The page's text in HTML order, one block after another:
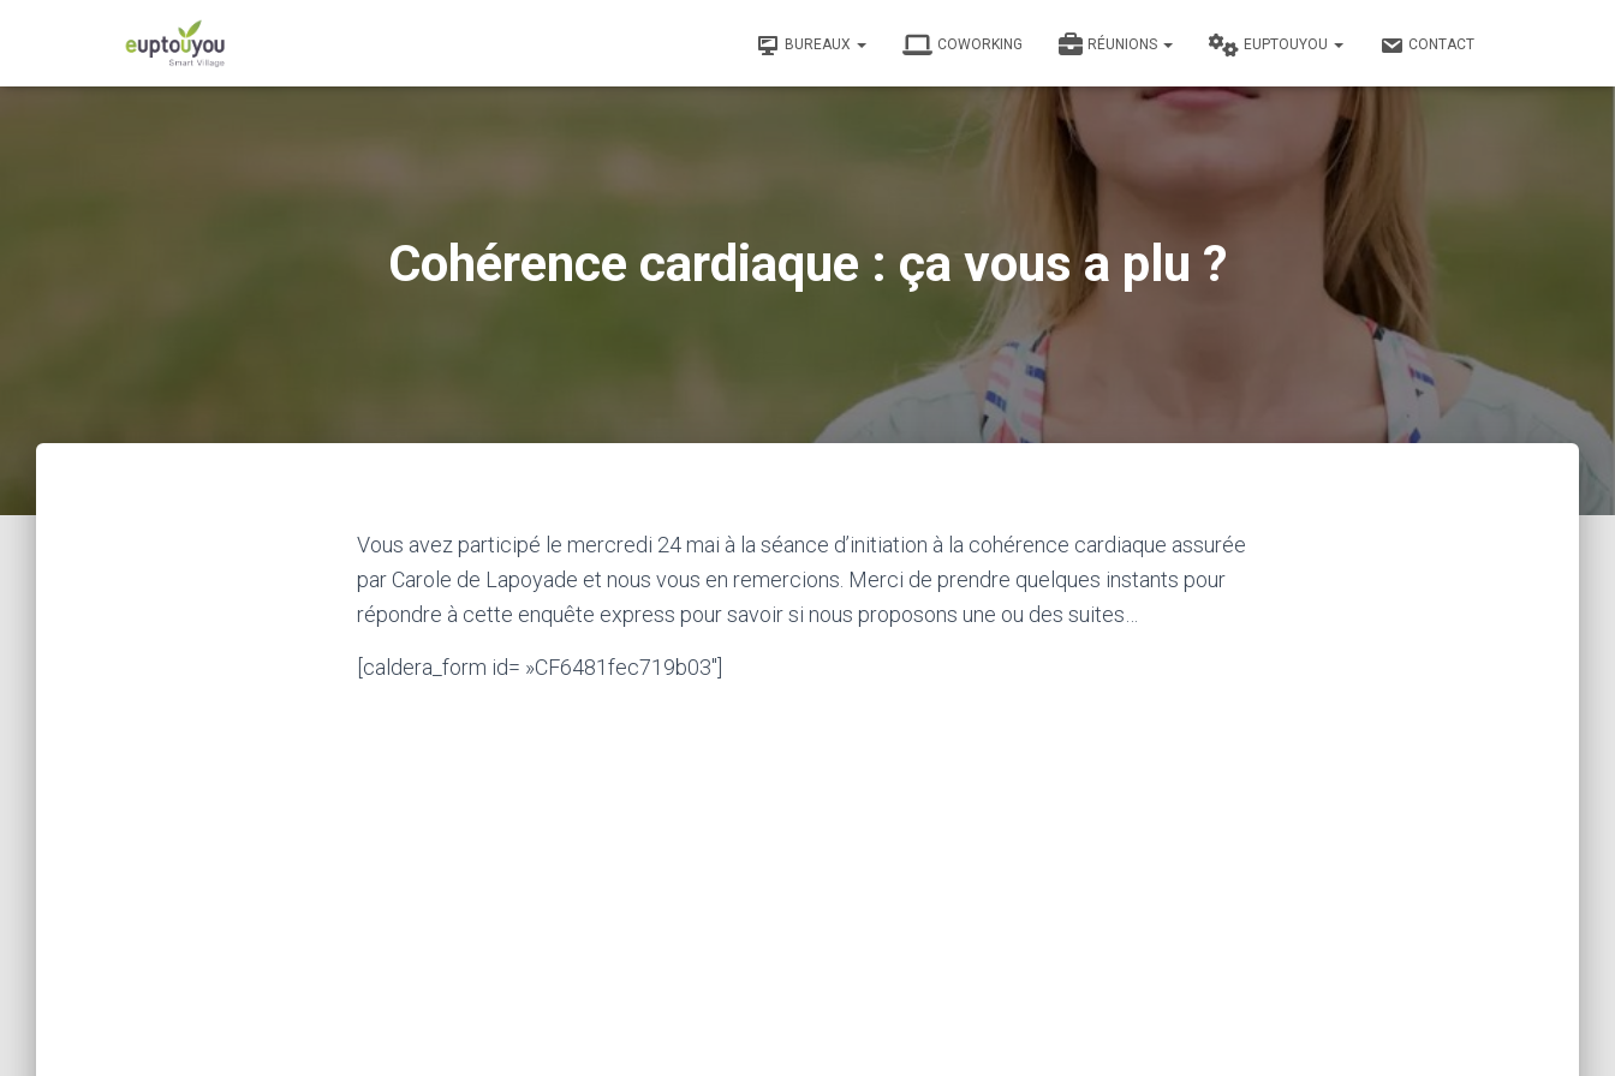
BUREAUX COWORKING RÉUNIONS EUPTOUYOU CONTACT
Cohérence cardiaque : ça vous a plu ?
Vous avez participé le mercredi 24 mai à la séance d’initiation à la cohérence cardiaque assurée
par Carole de Lapoyade et nous vous en remercions. Merci de prendre quelques instants pour
répondre à cette enquête express pour savoir si nous proposons une ou des suites…
[caldera_form id= »CF6481fec719b03″]